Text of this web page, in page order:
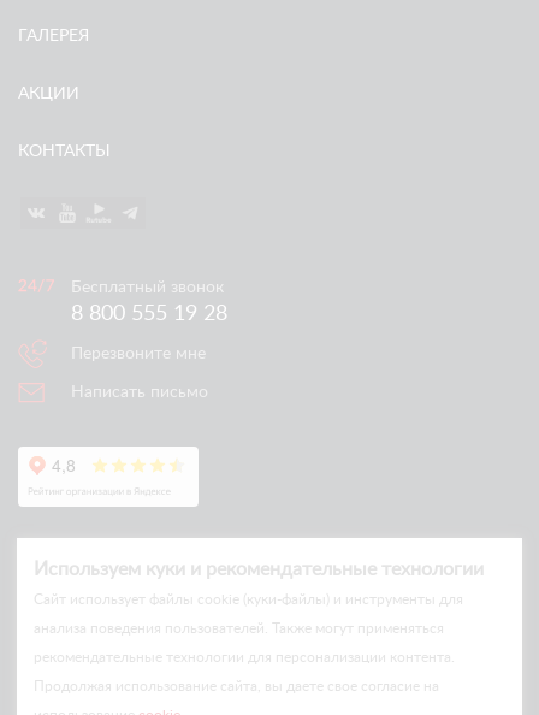
© Arlift 2026
ГАЛЕРЕЯ
АКЦИИ
КОНТАКТЫ
Бесплатный звонок
8 800 555 19 28
Перезвоните мне
Написать письмо
Используем куки и рекомендательные технологии
Cайт использует файлы cookie (куки-файлы) и инструменты для
анализа поведения пользователей. Также могут применяться
рекомендательные технологии для персонализации контента.
Продолжая использование сайта, вы даете свое согласие на